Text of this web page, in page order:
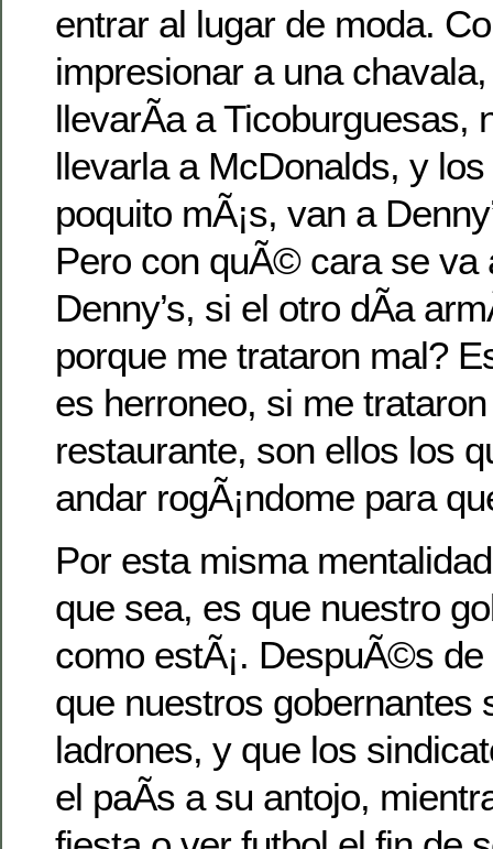
entrar al lugar de moda.
impresionar a una
llevarÃ­a a Ticoburguesas,
llevarla a McDonalds, y
poquito mÃ¡s, van a
Pero con quÃ© cara se va
Denny’s, si el otro dÃ­a
porque me trataron mal?
es herroneo, si me
restaurante, son ellos los
andar rogÃ¡ndome para
Por esta misma
que sea, es que nuestro
como estÃ¡. DespuÃ©s
que nuestros gobernantes
ladrones, y que los
el paÃ­s a su antojo,